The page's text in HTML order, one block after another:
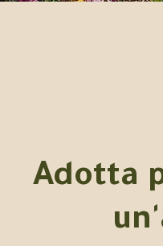
Adotta